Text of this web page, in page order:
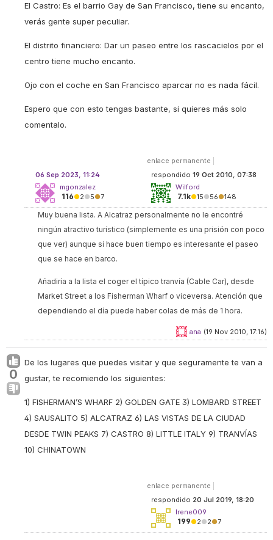
El Castro: Es el barrio Gay de San Francisco, tiene su encanto,
verás gente super peculiar.
El distrito financiero: Dar un paseo entre los rascacielos por el
centro tiene mucho encanto.
Ojo con el coche en San Francisco aparcar no es nada fácil.
Espero que con esto tengas bastante, si quieres más solo
comentalo.
enlace permanente
respondido 19 Oct 2010, 07:38
Wilford
7.1k●15●56●148
06 Sep 2023, 11:24
mgonzalez
116●2●5●7
Muy buena lista. A Alcatraz personalmente no le encontré
ningún atractivo turístico (simplemente es una prisión con poco
que ver) aunque si hace buen tiempo es interesante el paseo
que se hace en barco.
Añadiría a la lista el coger el típico tranvía (Cable Car), desde
Market Street a los Fisherman Wharf o viceversa. Atención que
dependiendo el día puede haber colas de más de 1 hora.
(19 Nov 2010, 17:16)
ana
0
De los lugares que puedes visitar y que seguramente te van a
gustar, te recomiendo los siguientes:
1) FISHERMAN’S WHARF 2) GOLDEN GATE 3) LOMBARD STREET
4) SAUSALITO 5) ALCATRAZ 6) LAS VISTAS DE LA CIUDAD
DESDE TWIN PEAKS 7) CASTRO 8) LITTLE ITALY 9) TRANVÍAS
10) CHINATOWN
enlace permanente
respondido 20 Jul 2019, 18:20
Irene009
199●2●2●7